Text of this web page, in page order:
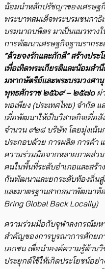
น้อมนำหลักปรัชญาของเศรษฐ
พระบาทสมเด็จพระบรมชนกา
บรมนาถบพิตร มาเป็นแนวทาง
การพัฒนาเศรษฐกิจฐานรากระ
“ด้วยจงรักและภักดี” สร้างปร
เพื่อเทิดพระเกียรติและน้อมส
มหากษัตริย์และพระบรมวงศา
พุทธศักราช ๒๕๖๙ – ๒๕๗๐ ผ่
พอเพียง (ประเทศไทย) จำกัด
เพื่อพัฒนาให้เป็นวิสาหกิจเพื่อสั
จำนวน ๙๒๘ บริษัท โดยมุ่งเน้น
ประกอบด้วย การผลิต การค้า
ความร่วมมือจากหลายภาคส่ว
คนในพื้นที่ระดับอำเภอและสร้
กันพัฒนาและยกระดับท้องถิ่น
และมาตรฐานสากลมาพัฒนาท้
Bring Global Back Locally)
ความร่วมมือกับจุฬาลงกรณ์มห
สำคัญของการบูรณาการศักยภ
เอกชน เพื่อนำองค์ความรู้ด้าน
ประยุกต์ใช้ให้เกิดประโยชน์อย่